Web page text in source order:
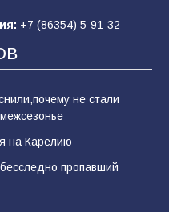
Зеленского о
+7 (86354) 5-91-32
не стали
на Карелию
пропавший